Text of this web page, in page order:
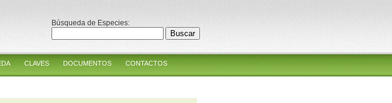
Búsqueda de Especies:
CLAVES DOCUMENTOS CONTACTOS